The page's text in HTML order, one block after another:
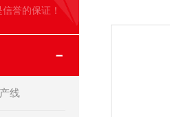
誉的保证！
线